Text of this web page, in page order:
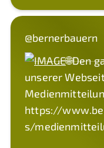
@bernerbauern
🌐Den
unserer
https://
s/